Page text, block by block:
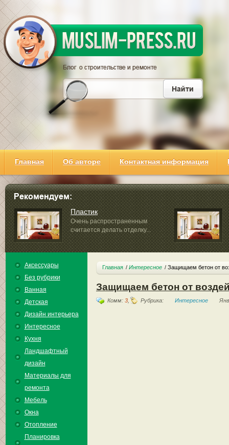
Главная Об авторе Контактная информация
Пластик
Очень распространенным
считается делать отделку...
Аксессуары
Без рубрики
Ванная
Детская
Дизайн интерьера
Интересное
Кухня
Ландшафтный
дизайн
Материалы для
ремонта
Мебель
Окна
Отопление
Планировка
Главная Интересное Защищаем бетон от
Защищаем бетон от
Комм: 3, Рубрика: Интересное